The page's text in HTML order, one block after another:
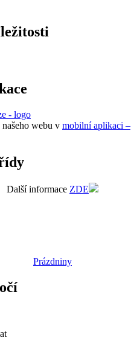
webu v mobilní aplikaci –
Další informace ZDE
Prázdniny